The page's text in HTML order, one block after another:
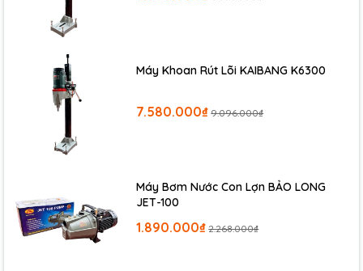
Máy Khoan Rút Lõi KAIBANG K6300
7.580.000₫ 9.096.000₫
Máy Bơm Nước Con Lợn BẢO LONG
JET-100
1.890.000₫ 2.268.000₫